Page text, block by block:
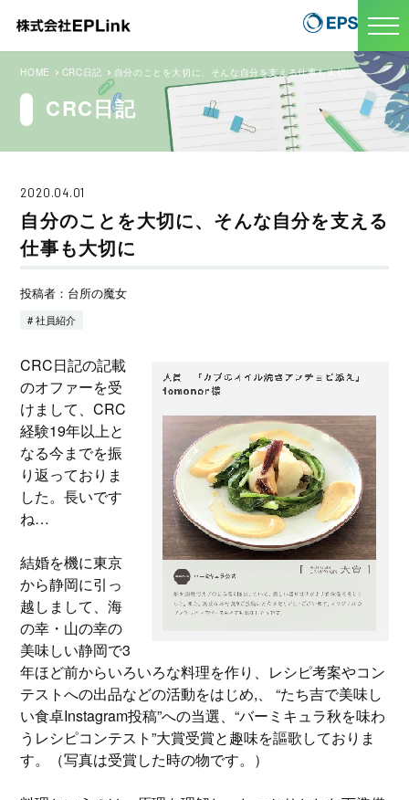
HOME CRC日記 自分のことを大切に、そんな自分を支える仕事も大切に
CRC日記
2020.04.01
自分のことを大切に、そんな自分を支える
仕事も大切に
投稿者：台所の魔女
# 社員紹介
CRC日記の記載
のオファーを受
けまして、CRC
経験19年以上と
なる今までを振
り返っておりま
した。長いです
ね…
結婚を機に東京
から静岡に引っ
越しまして、海
の幸・山の幸の
美味しい静岡で3
年ほど前からいろいろな料理を作り、レシピ考案やコン
テストへの出品などの活動をはじめ,、 “たち吉で美味し
い食卓Instagram投稿”への当選、“バーミキュラ秋を味わ
うレシピコンテスト”大賞受賞と趣味を謳歌しておりま
す。（写真は受賞した時の物です。）